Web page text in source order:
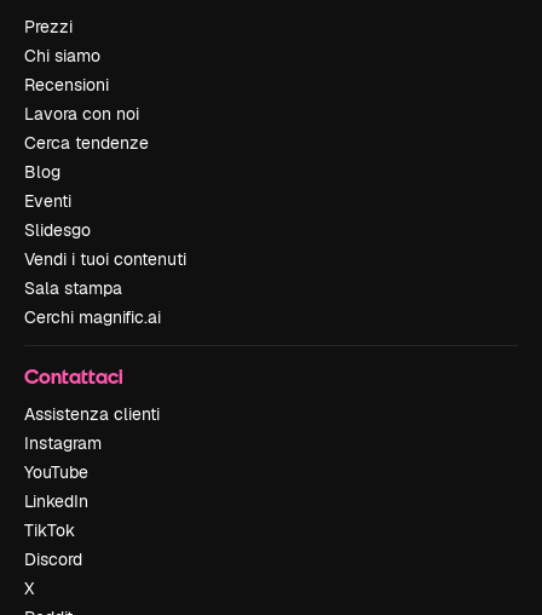
Prezzi
Chi siamo
Recensioni
Lavora con noi
Cerca tendenze
Blog
Eventi
Slidesgo
Vendi i tuoi contenuti
Sala stampa
Cerchi magnific.ai
Contattaci
Assistenza clienti
Instagram
YouTube
LinkedIn
TikTok
Discord
X